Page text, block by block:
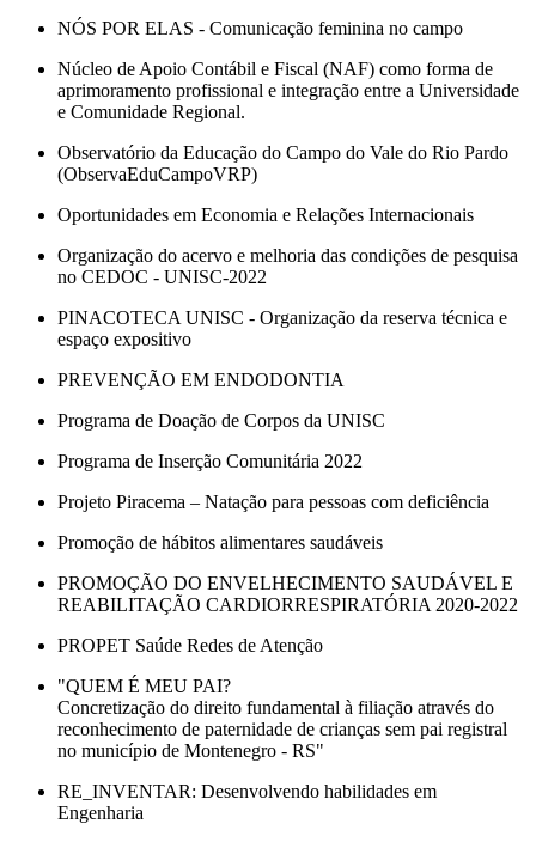
NÓS POR ELAS - Comunicação feminina no campo
Núcleo de Apoio Contábil e Fiscal (NAF) como forma de
aprimoramento profissional e integração entre a Universidade
e Comunidade Regional.
Observatório da Educação do Campo do Vale do Rio Pardo
(ObservaEduCampoVRP)
Oportunidades em Economia e Relações Internacionais
Organização do acervo e melhoria das condições de pesquisa
no CEDOC - UNISC-2022
PINACOTECA UNISC - Organização da reserva técnica e
espaço expositivo
PREVENÇÃO EM ENDODONTIA
Programa de Doação de Corpos da UNISC
Programa de Inserção Comunitária 2022
Projeto Piracema – Natação para pessoas com deficiência
Promoção de hábitos alimentares saudáveis
PROMOÇÃO DO ENVELHECIMENTO SAUDÁVEL E
REABILITAÇÃO CARDIORRESPIRATÓRIA 2020-2022
PROPET Saúde Redes de Atenção
"QUEM É MEU PAI?
Concretização do direito fundamental à filiação através do
reconhecimento de paternidade de crianças sem pai registral
no município de Montenegro - RS"
RE_INVENTAR: Desenvolvendo habilidades em
Engenharia